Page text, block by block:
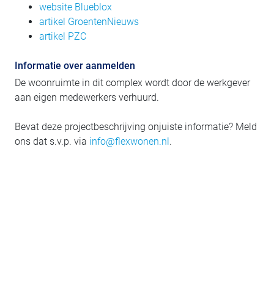
website Blueblox
artikel GroentenNieuws
artikel PZC
Informatie over aanmelden
De woonruimte in dit complex wordt door de werkgever
aan eigen medewerkers verhuurd.
Bevat deze projectbeschrijving onjuiste informatie? Meld
ons dat s.v.p. via info@flexwonen.nl.